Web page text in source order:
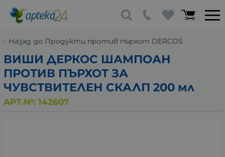
Назад до Продукти против пърхот DERCOS
ВИШИ ДЕРКОС ШАМПОАН
ПРОТИВ ПЪРХОТ ЗА
ЧУВСТВИТЕЛЕН СКАЛП 200 мл
АРТ.№: 142607